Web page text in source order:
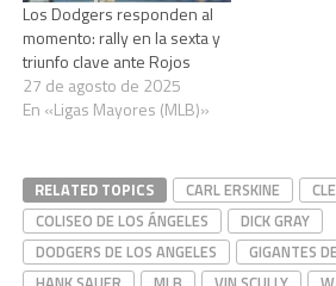
Los Dodgers responden al
momento: rally en la sexta y
triunfo clave ante Rojos
27 de agosto de 2025
En «Ligas Mayores (MLB)»
RELATED TOPICS CARL ERSKINE
COLISEO DE LOS ÁNGELES
DICK GRAY
DODGERS DE LOS ANGELES
GIGANTES